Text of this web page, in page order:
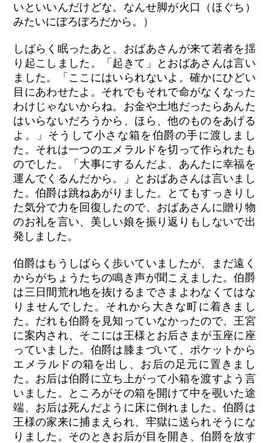
いといいんだけどな。なんせ脚が火口（ほぐち）
みたいにぼろぼろだから。）
しばらく眠ったあと、おばあさんが来て若者を揺
り起こしました。「起きて」とおばあさんは言い
ました。「ここにはいられないよ。確かにひどい
目にあわせたよ。それでもそれで命がなくなった
わけじゃないからね。お金や土地だったらあんた
はいらないだろうから、ほら、他のものをあげる
よ。」そうして小さな箱を伯爵の手に渡しまし
た。それは一つのエメラルドを切って作られたも
のでした。「大事にするんだよ、あんたに幸福を
運んでくるんだから。」とおばあさんは言いまし
た。伯爵は跳ねあがりました。とてもすっきりし
た気分で力を回復したので、おばあさんに贈り物
のお礼を言い、美しい娘を振り返りもしないで出
発しました。
伯爵はもうしばらく歩いていましたが、まだ遠く
からがちょうたちの鳴き声が聞こえました。伯爵
は三日間荒れ地を抜けるまでさまよわなくてはな
りませんでした。それから大きな町に着きまし
た。だれも伯爵を見知っていなかったので、王宮
に案内され、そこには王様とお后さまが玉座に座
っていました。伯爵は膝まづいて、ポケットから
エメラルドの箱を出し、お后の足元に置きまし
た。お后は伯爵に立ち上がって小箱を渡すよう言
いました。ところがその箱を開けて中を覗いた途
端、お后は死んだように床に倒れました。伯爵は
王様の家来に捕まえられ、牢獄に送られそうにな
りました。そのときお后が目を開き、伯爵を放す